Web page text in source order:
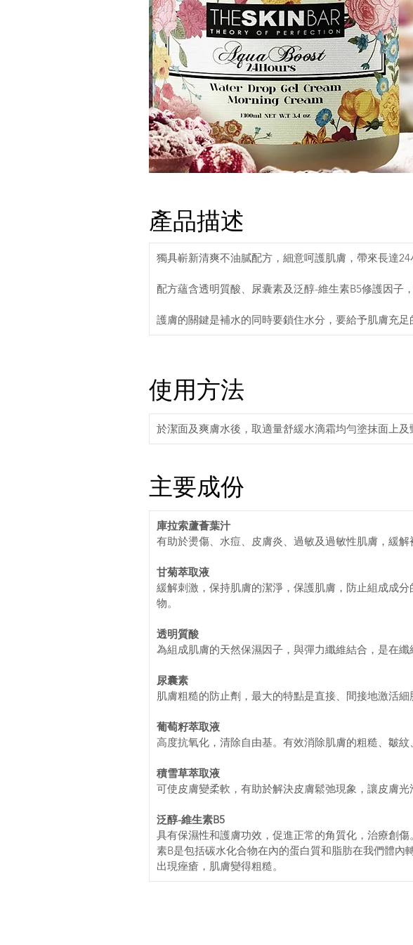
產品描述
獨具嶄新清爽不油膩配方，細意呵護肌膚，帶來長達
配方蘊含透明質酸、尿囊素及泛醇-維生素B5修護因子
護膚的關鍵是補水的同時要鎖住水分，要給予肌膚充
使用方法
於潔面及爽膚水後，取適量舒緩水滴霜均勻塗抹面上及
主要成份
庫拉索蘆薈葉汁
有助於燙傷、水痘、皮膚炎、過敏及過敏性肌膚，緩解
甘菊萃取液
緩解刺激，保持肌膚的潔淨，保護肌膚，防止組成成
物。
透明質酸
為組成肌膚的天然保濕因子，與彈力纖維結合，是在纖
尿囊素
肌膚粗糙的防止劑，最大的特點是直接、間接地激活細
葡萄籽萃取液
高度抗氧化，清除自由基。有效消除肌膚的粗糙、皺紋
積雪草萃取液
可使皮膚變柔軟，有助於解決皮膚鬆弛現象，讓皮膚光
泛醇-維生素B5
具有保濕性和護膚功效，促進正常的角質化，治療創
素B是包括碳水化合物在內的蛋白質和脂肪在我們體
出現痤瘡，肌膚變得粗糙。